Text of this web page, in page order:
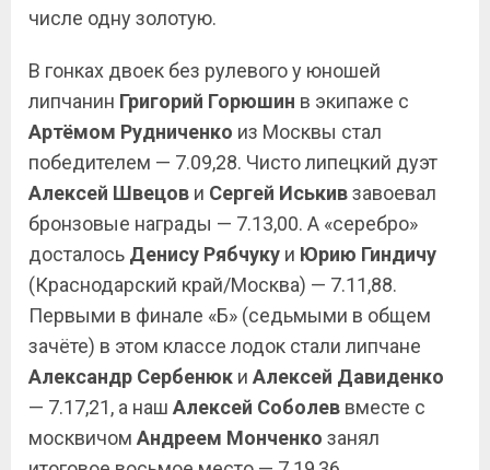
числе одну золотую.
В гонках двоек без рулевого у юношей
липчанин Григорий Горюшин в экипаже с
Артёмом Рудниченко из Москвы стал
победителем — 7.09,28. Чисто липецкий дуэт
Алексей Швецов и Сергей Иськивзавоевал
бронзовые награды — 7.13,00. А «серебро»
досталось Денису Рябчуку и Юрию Гиндичу
(Краснодарский край/Москва) — 7.11,88.
Первыми в финале «Б» (седьмыми в общем
зачёте) в этом классе лодок стали липчане
Александр Сербенюк и Алексей Давиденко
— 7.17,21, а наш Алексей Соболев вместе с
москвичом Андреем Монченко занял